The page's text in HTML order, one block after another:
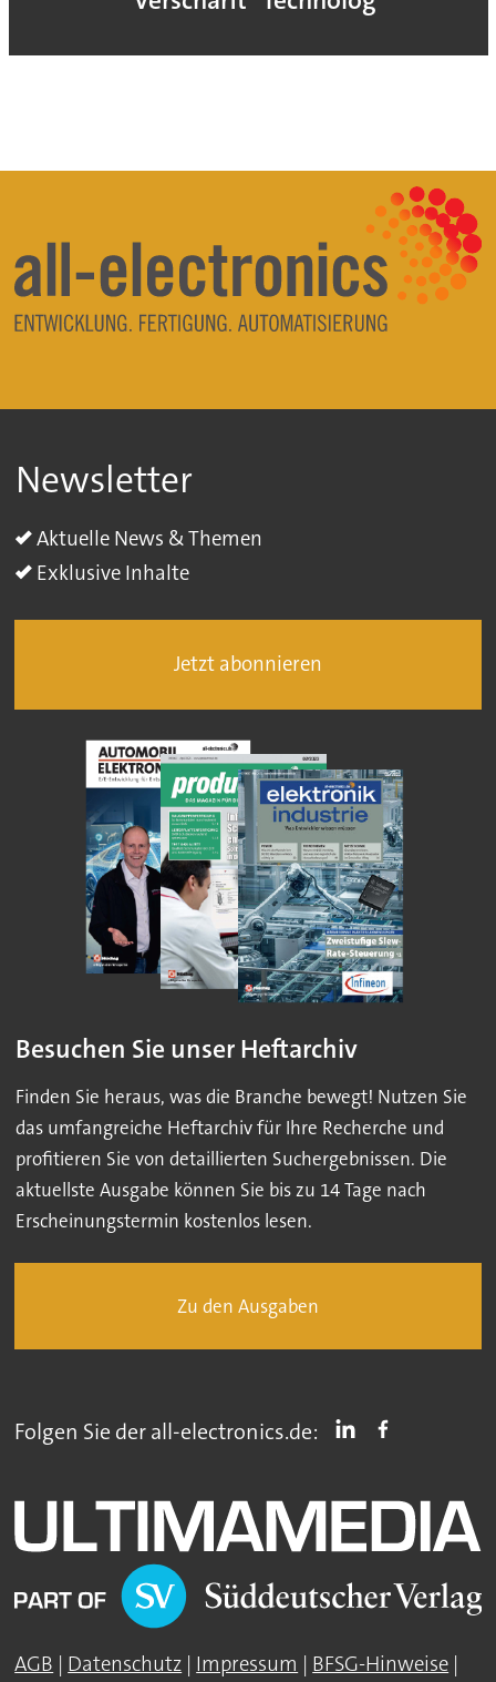
Newsletter
Aktuelle News & Themen
Exklusive Inhalte
Jetzt abonnieren
Besuchen Sie unser Heftarchiv
Finden Sie heraus, was die Branche bewegt! Nutzen Sie
das umfangreiche Heftarchiv für Ihre Recherche und
profitieren Sie von detaillierten Suchergebnissen. Die
aktuellste Ausgabe können Sie bis zu 14 Tage nach
Erscheinungstermin kostenlos lesen.
Zu den Ausgaben
Folgen Sie der all-electronics.de:
AGB | Datenschutz | Impressum | BFSG-Hinweise |